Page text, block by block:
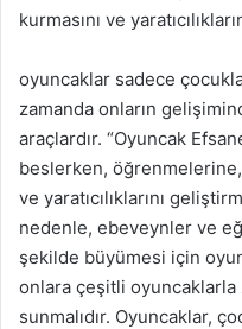
kurmasını ve
oyuncaklar sadece
zamanda onların
araçlardır. “Oyuncak
beslerken,
ve yaratıcılıklarını
nedenle, ebeveynler ve
şekilde büyümesi için
onlara çeşitli
sunmalıdır. Oyuncaklar,